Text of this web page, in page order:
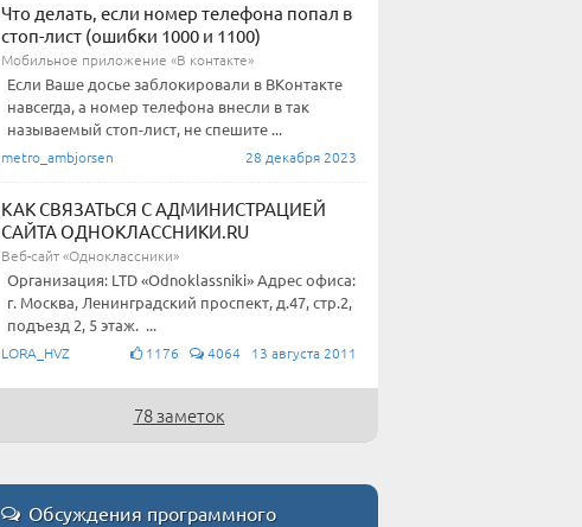
Что делать, если номер телефона попал в
стоп-лист (ошибки 1000 и 1100)
Мобильное приложение «В контакте»
Если Ваше досье заблокировали в ВКонтакте
навсегда, а номер телефона внесли в так
называемый стоп-лист, не спешите ...
metro_ambjorsen 28 декабря 2023
КАК СВЯЗАТЬСЯ С АДМИНИСТРАЦИЕЙ
САЙТА ОДНОКЛАССНИКИ.RU
Веб-сайт «Одноклассники»
Организация: LTD «Odnoklassniki» Адрес офиса:
г. Москва, Ленинградский проспект, д.47, стр.2,
подъезд 2, 5 этаж. ...
LORA_HVZ 1176 4064 13 августа 2011
78 заметок
Обсуждения программного